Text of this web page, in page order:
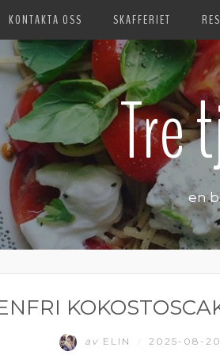
KONTAKTA OSS SKAFFERIET
Tre
en
av ELIN 2025-08-20